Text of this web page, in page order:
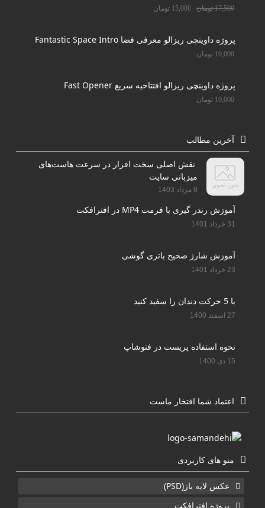
17,500 تومان 15,000 تومان
پروژه داوینچی ریزالو معرفی فضا Fantastic Space Intro
10,000 تومان
پروژه داوینچی ریزالو افتتاحیه سریع Fast Opener
10,000 تومان
آخرین مطالب
نقش اصلی سخت افزار در سرعت هاست‌های
میزبانی سایت
8 مرداد 1403
آموزش رندر گیری با فرمت MP4 در افترافکت
31 خرداد 1401
آموزش شارژ صحیح باتری گوشی
23 خرداد 1401
با 5 حرکت دندان را سفید کنید
27 اسفند 1400
نحوه استفاده پریست در فتوشاپ
15 دی 1400
اعتماد شما افتخار ماست
منو های کاربردی
عکس لایه باز(PSD)
پروژه افترافکت